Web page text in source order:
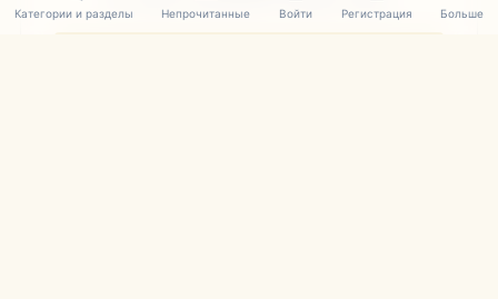
Категории и разделы Непрочитанные Войти Регистрация Больше